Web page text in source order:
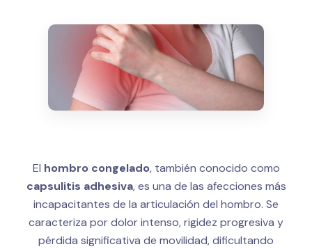
El hombro congelado, también conocido como
capsulitis adhesiva, es una de las afecciones más
incapacitantes de la articulación del hombro. Se
caracteriza por dolor intenso, rigidez progresiva y
pérdida significativa de movilidad, dificultando